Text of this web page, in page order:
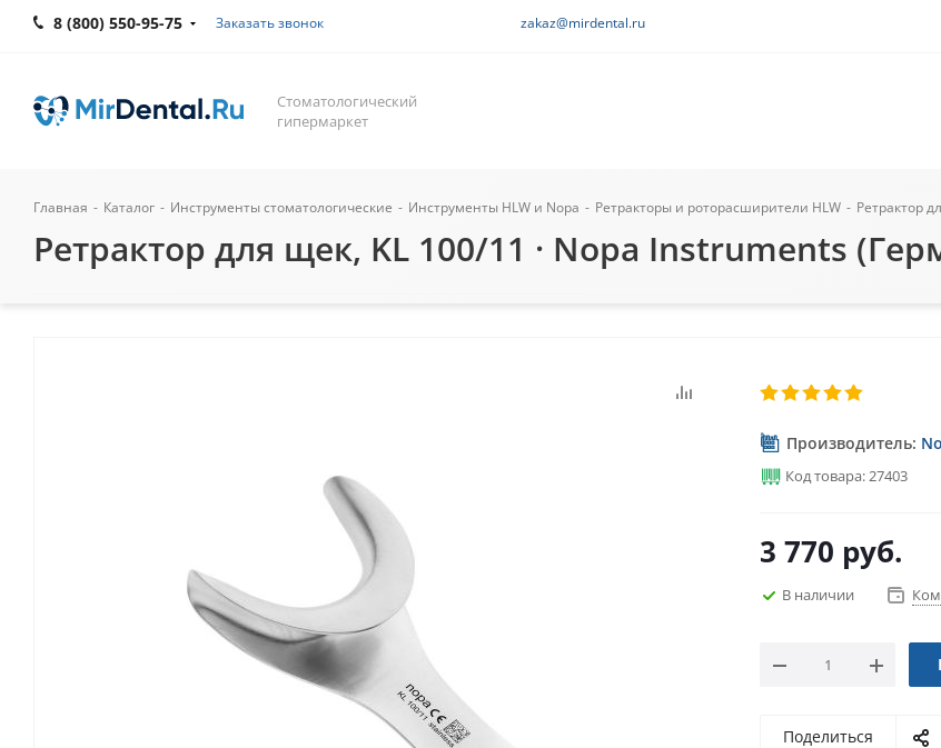
8 (800) 550-95-75 Заказать звонок zakaz@mirdental.ru
Стоматологический
гипермаркет
Главная - Каталог - Инструменты стоматологические - Инструменты HLW и Nopa - Ретракторы и роторасширители HLW - Ретрактор
Ретрактор для щек, KL 100/11 · Nopa Instruments
Производитель:
Код товара: 27403
3 770 руб.
В наличии
Поделиться